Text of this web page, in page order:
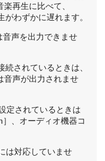
再生に比べて、
わずかに遅れます。
声を出力できませ
されているときは、
音声が出力されませ
定されているときは
］、オーディオ機器コ
は対応していませ